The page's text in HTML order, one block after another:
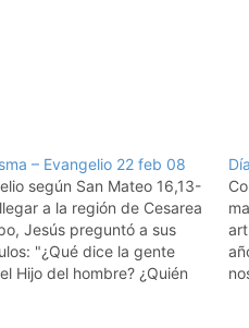
– Evangelio 22 feb 08
según San Mateo 16,13-
a la región de Cesarea
Jesús preguntó a sus
"¿Qué dice la gente
Hijo del hombre? ¿Quién